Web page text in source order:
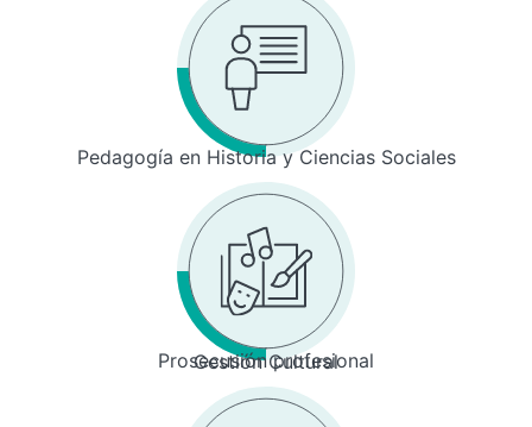
Pedagogía en Historia y Ciencias Sociales
Prosecusión profesional
Gestión Cultural